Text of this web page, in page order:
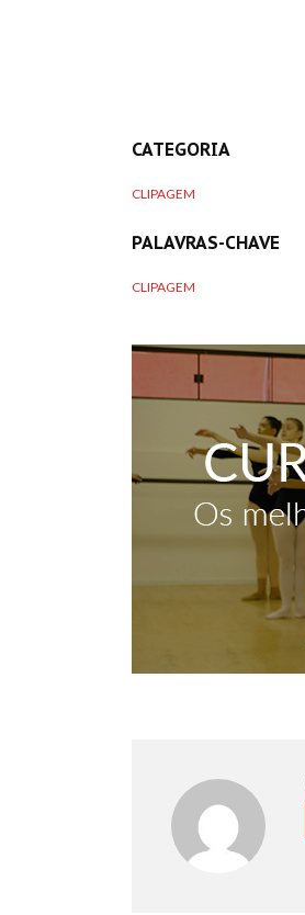
CATEGORIA
CLIPAGEM
PALAVRAS-CHAVE
CLIPAGEM